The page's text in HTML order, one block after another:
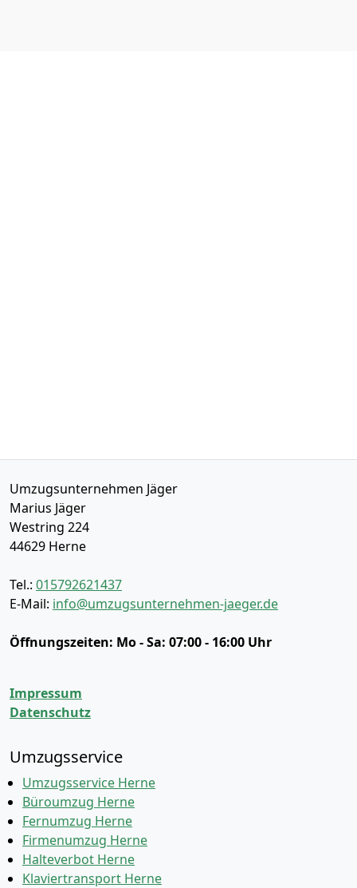
Umzugsunternehmen Jäger
Marius Jäger
Westring 224
44629 Herne
Tel.: 015792621437
E-Mail: info@umzugsunternehmen-jaeger.de
Öffnungszeiten: Mo - Sa: 07:00 - 16:00 Uhr
Impressum
Datenschutz
Umzugsservice
Umzugsservice Herne
Büroumzug Herne
Fernumzug Herne
Firmenumzug Herne
Halteverbot Herne
Klaviertransport Herne